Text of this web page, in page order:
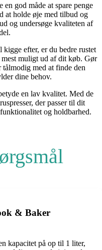
god måde at spare penge
at holde øje med tilbud og
og undersøge kvaliteten af
efter, er du bedre rustet
muligt ud af dit køb. Gør
med at finde den
dine behov.
en lav kvalitet. Med de
der passer til dit
og holdbarhed.
& Baker
kapacitet på op til 1 liter,